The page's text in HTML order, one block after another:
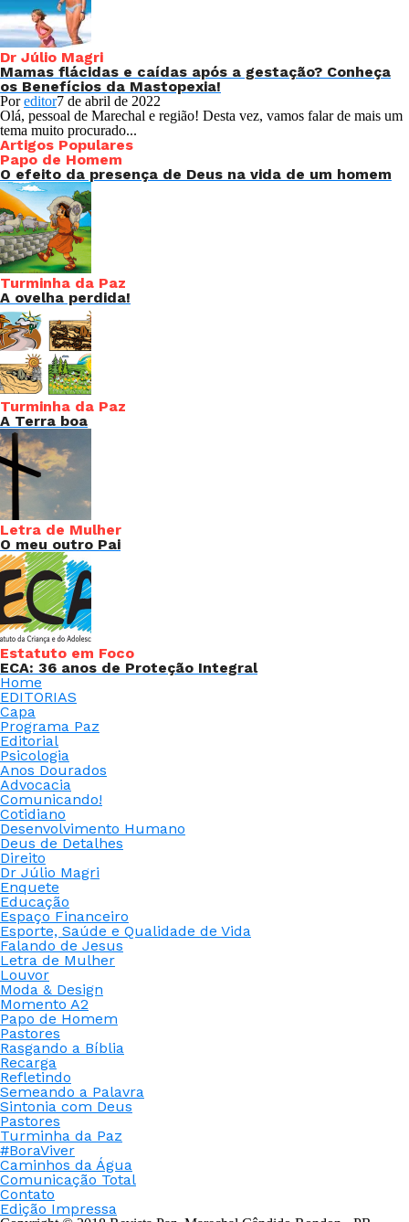
Dr Júlio Magri
Mamas flácidas e caídas após a gestação? Conheça
os Benefícios da Mastopexia!
Poreditor7 de abril de 2022
Olá, pessoal de Marechal e região! Desta vez, vamos falar de mais um
tema muito procurado...
Artigos Populares
Papo de Homem
O efeito da presença de Deus na vida de um homem
Turminha da Paz
A ovelha perdida!
Turminha da Paz
A Terra boa
Letra de Mulher
O meu outro Pai
Estatuto em Foco
ECA: 36 anos de Proteção Integral
Home
EDITORIAS
Capa
Programa Paz
Editorial
Psicologia
Anos Dourados
Advocacia
Comunicando!
Cotidiano
Desenvolvimento Humano
Deus de Detalhes
Direito
Dr Júlio Magri
Enquete
Educação
Espaço Financeiro
Esporte, Saúde e Qualidade de Vida
Falando de Jesus
Letra de Mulher
Louvor
Moda & Design
Momento A2
Papo de Homem
Pastores
Rasgando a Bíblia
Recarga
Refletindo
Semeando a Palavra
Sintonia com Deus
Pastores
Turminha da Paz
#BoraViver
Caminhos da Água
Comunicação Total
Contato
Edição Impressa